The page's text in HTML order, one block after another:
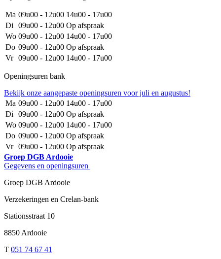
Ma 09u00 - 12u00 14u00 - 17u00
Di
09u00 - 12u00 Op afspraak
Wo 09u00 - 12u00 14u00 - 17u00
Do 09u00 - 12u00 Op afspraak
Vr 09u00 - 12u00 14u00 - 17u00
Openingsuren bank
Bekijk onze aangepaste openingsuren voor juli en augustus!
Ma 09u00 - 12u00 14u00 - 17u00
Di
09u00 - 12u00 Op afspraak
Wo 09u00 - 12u00 14u00 - 17u00
Do 09u00 - 12u00 Op afspraak
Vr 09u00 - 12u00 Op afspraak
Groep DGB Ardooie
Gegevens en openingsuren
Groep DGB Ardooie
Verzekeringen en Crelan-bank
Stationsstraat 10
8850 Ardooie
T 051 74 67 41